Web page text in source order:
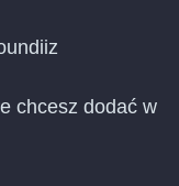
chcesz dodać w